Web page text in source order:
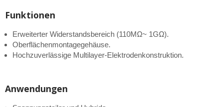
Funktionen
Erweiterter Widerstandsbereich (110MΩ~ 1GΩ).
Oberflächenmontagegehäuse.
Hochzuverlässige Multilayer-Elektrodenkonstruktion.
Anwendungen